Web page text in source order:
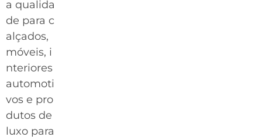
a qualida
de para c
alçados,
móveis, i
nteriores
automoti
vos e pro
dutos de
luxo para